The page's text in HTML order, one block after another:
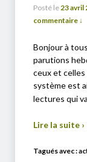
Posté le23 avril
commentaire ↓
Bonjour à
parutions
ceux et
système est
lectures qui
Lire la suite ›
Tagués avec :